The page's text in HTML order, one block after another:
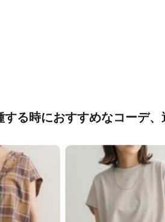
する時におすすめなコーデ